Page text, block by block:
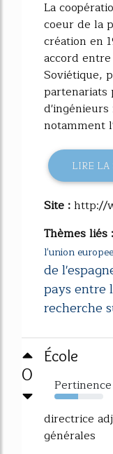
La
coeur de la
création en
accord
Soviétique,
partenariats
notamment
LIRE LA
Site :http://
Thèmes liés :
l'union
de
pays entre
recherche
0
École
Pertinence
48%
directrice
générales